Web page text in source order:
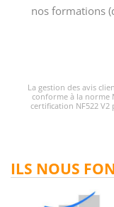
nos formations
La gestion des avis
conforme à la norme
certification NF522 V2
ILS NOUS